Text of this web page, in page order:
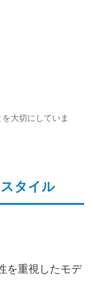
大切にしていま
タイル
を重視したモデ